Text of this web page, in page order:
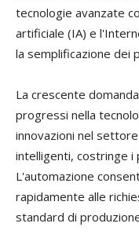
tecnologie avanzate
artificiale (IA) e
la semplificazione dei
La crescente
progressi nella
innovazioni nel
intelligenti, costringe i
L'automazione
rapidamente alle
standard di